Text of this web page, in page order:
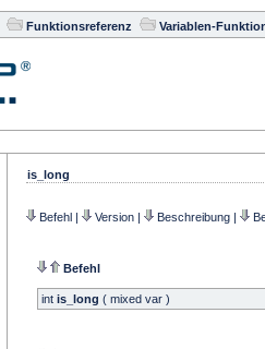
Funktionsreferenz Variablen-
is_long
Befehl | Version | Beschreibung |
Befehl
int is_long ( mixed var )